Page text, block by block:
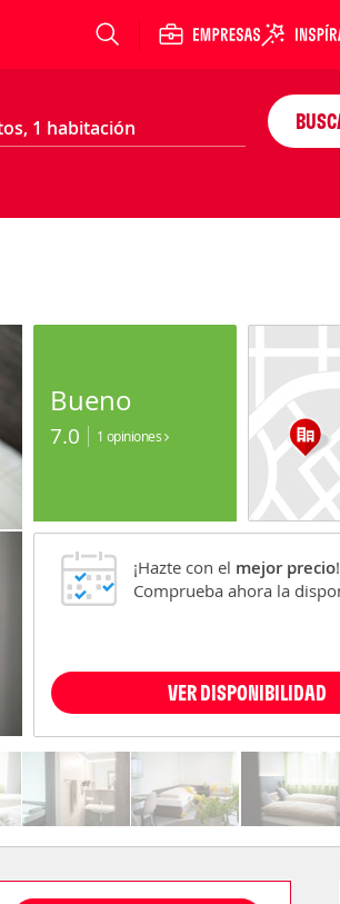
Bueno
7.0 1 opiniones
¡Hazte con el mejor precio!
Comprueba ahora la
VER DISPONIBILIDAD